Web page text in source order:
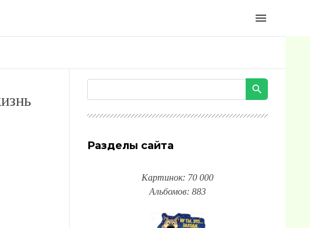
menu
Разделы сайта
Картинок: 70 000
Альбомов: 883